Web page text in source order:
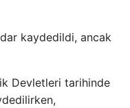
kaydedildi, ancak
Devletleri tarihinde